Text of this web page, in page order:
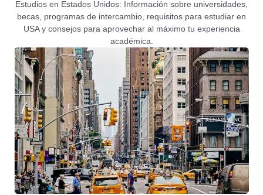
Estudios en Estados Unidos: Información sobre universidades,
becas, programas de intercambio, requisitos para estudiar en
USA y consejos para aprovechar al máximo tu experiencia
académica.